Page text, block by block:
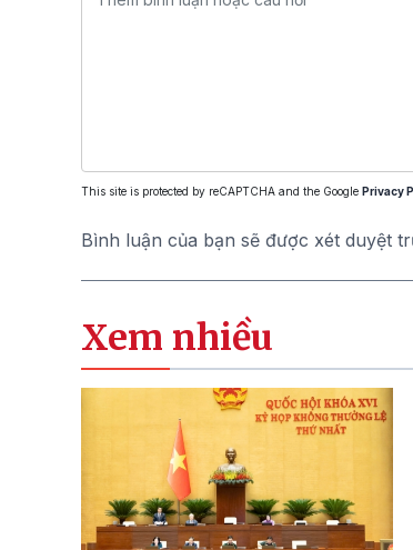
This site is protected by reCAPTCHA and the Google Privacy
Bình luận của bạn sẽ được xét duyệt
Xem nhiều